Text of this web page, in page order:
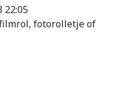
22:05
fotorolletje of